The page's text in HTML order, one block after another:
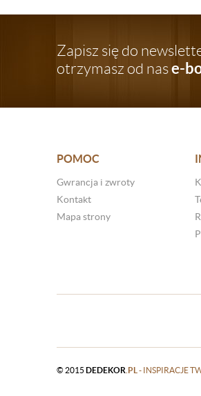
Zapisz się do
otrzymasz od nase-
POMOC
Gwrancja i zwroty
Kontakt
Mapa strony
© 2015 DEDEKOR .PL - INSPIRACJE